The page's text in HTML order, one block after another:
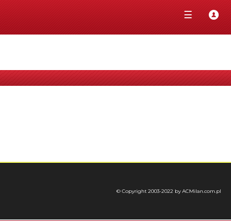
☰
© Copyright 2003-2022 by ACMilan.com.pl